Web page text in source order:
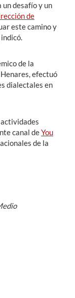
desafío y un
de
este camino y
de la
efectuó
dialectales en
canal deYou
de la